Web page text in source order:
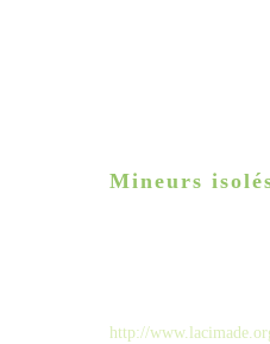
Mineurs
http://